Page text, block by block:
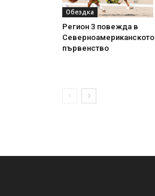
Обездка
Регион 3 повежда в
Северноамериканското
първенство